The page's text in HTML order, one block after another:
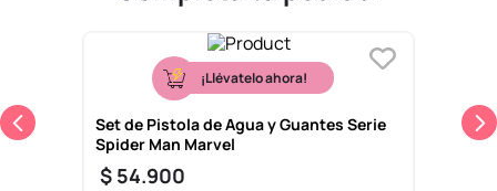
¡Llévatelo ahora!
Set de Pistola de Agua y Guantes Serie
Spider Man Marvel
$ 54.900